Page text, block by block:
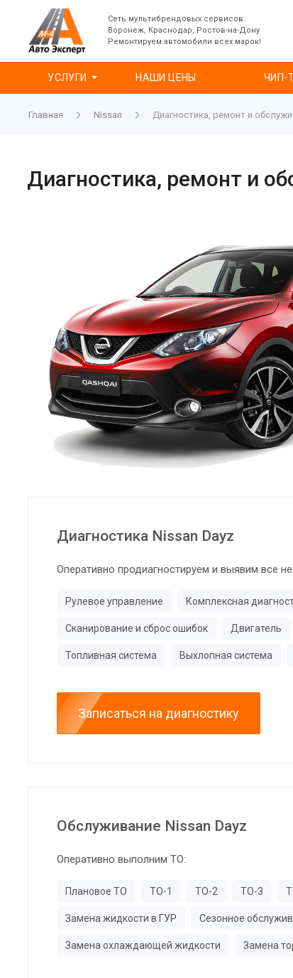
Сеть мультибрендовых сервисов:
Воронеж, Краснодар, Ростов-на-Дону
Ремонтируем автомобили всех марок!
УСЛУГИ НАШИ ЦЕНЫ ЧИП-
Главная Nissan Диагностика, ремонт и
Диагностика, ремонт и
Диагностика Nissan Dayz
Оперативно продиагностируем и выявим все
Рулевое управление Комплексная
Сканирование и сброс ошибок Двигатель
Топливная система Выхлопная система
Записаться на диагностику
Обслуживание Nissan Dayz
Оперативно выполним ТО:
Плановое ТО ТО-1 ТО-2 ТО-3
Замена жидкости в ГУР Сезонное
Замена охлаждающей жидкости Замена